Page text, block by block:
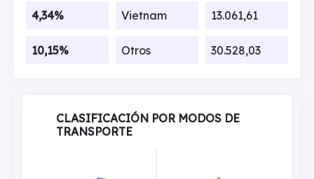
4,34% Vietnam 13.061,61
10,15% Otros 30.528,03
CLASIFICACIÓN POR MODOS DE
TRANSPORTE